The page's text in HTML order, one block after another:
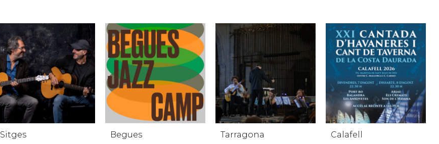
Sitges Begues Tarragona Calafell